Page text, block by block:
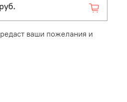
ваши пожелания и